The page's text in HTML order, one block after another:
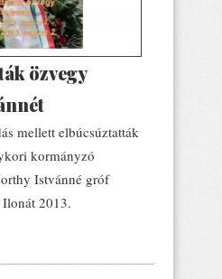
özvegy
mellett elbúcsúztatták
kormányzó
Istvánné gróf
2013.